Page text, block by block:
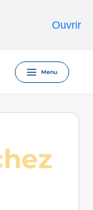
Ouvrir
Menu
sans engagement de